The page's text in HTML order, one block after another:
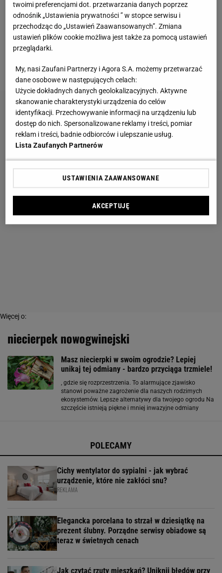
Te dywany są porządne jak za dawnych lato.
Piękne wzory, a ceny? Nawet mniej niż 50 zł
Więcej o:
niecierpek nowogwinejski
Masz niecierpki w swoim ogrodzie? Lepiej
unikaj tej odmiany - bardzo przyciąga trzmiele!
, gdzie się rozprzestrzenia. To alarmujące zjawisko
stanowi poważne zagrożenie dla naszych rodzimych
ekosystemów. Lepsze alternatywy dla twojego ogrodu Na
szczęście istnieją piękne i mniej inwazyjne odmiany
POLECAMY
Cichy wentylator do sypialni - jak wybrać
urządzenie, które nie zakłóci snu?
REKLAMA
Elegancka porcelana to strzał w dziesiątkę na
prezent ślubny. Porządne serwisy obiadowe są
teraz w świetnych cenach
Jak czytać rzuty mieszkań? Uniknij błędów przy
twoimi preferencjami dot. przetwarzania danych poprzez
odnośnik „Ustawienia prywatności ” w stopce serwisu i
przechodząc do „Ustawień Zaawansowanych”. Zmiana
ustawień plików cookie możliwa jest także za pomocą ustawień
przeglądarki.
My, nasi Zaufani Partnerzy i Agora S.A. możemy przetwarzać
dane osobowe w następujących celach:
Użycie dokładnych danych geolokalizacyjnych. Aktywne
skanowanie charakterystyki urządzenia do celów
identyfikacji. Przechowywanie informacji na urządzeniu lub
dostęp do nich. Spersonalizowane reklamy i treści, pomiar
reklam i treści, badnie odbiorców i ulepszanie usług.
Lista Zaufanych Partnerów
USTAWIENIA ZAAWANSOWANE
AKCEPTUJĘ